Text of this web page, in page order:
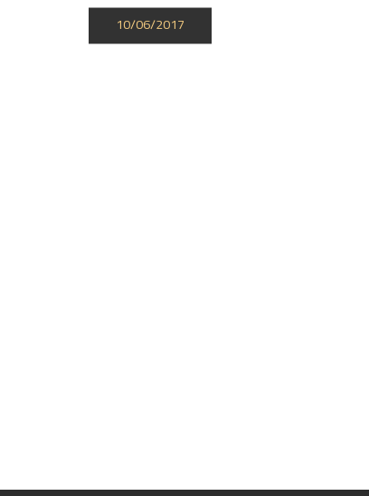
10/06/2017